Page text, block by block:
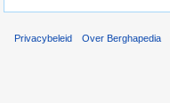
Privacybeleid Over Berghapedia